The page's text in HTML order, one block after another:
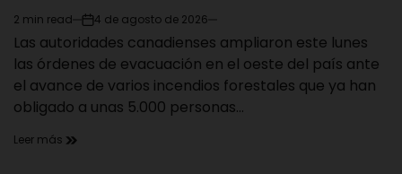
Estimated
read
time
2 min read on4 de agosto de 2026
Las autoridades canadienses ampliaron este lunes
las órdenes de evacuación en el oeste del país ante
el avance de varios incendios forestales que ya han
obligado a unas 5.000 personas…
Leer más